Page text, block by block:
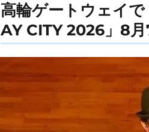
高輪ゲートウェイ
AY CITY 2026」8月